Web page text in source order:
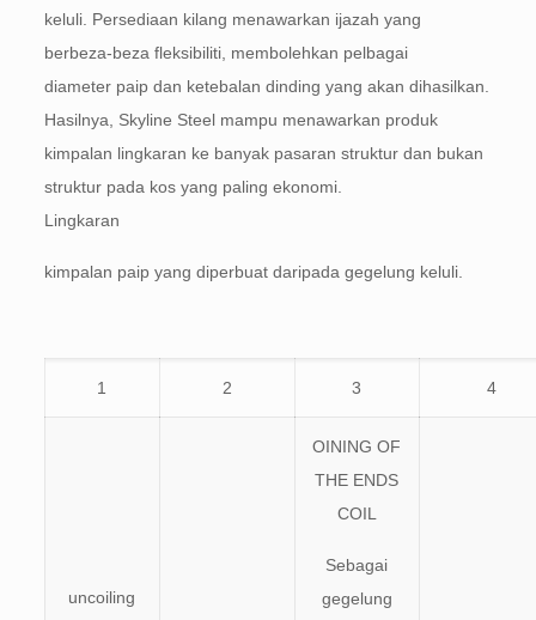
keluli. Persediaan kilang menawarkan ijazah yang
berbeza-beza fleksibiliti, membolehkan pelbagai
diameter paip dan ketebalan dinding yang akan dihasilkan.
Hasilnya, Skyline Steel mampu menawarkan produk
kimpalan lingkaran ke banyak pasaran struktur dan bukan
struktur pada kos yang paling ekonomi.
Lingkaran
kimpalan paip yang diperbuat daripada gegelung keluli.
1 2 3 4
uncoiling
OINING OF
THE ENDS
COIL
Sebagai
gegelung